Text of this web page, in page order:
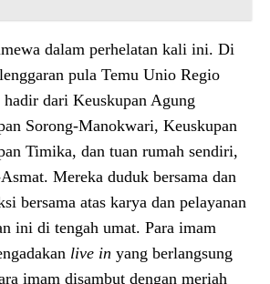
dalam perhelatan kali ini. Di
pula Temu Unio Regio
hadir dari Keuskupan Agung
Sorong-Manokwari, Keuskupan
Timika, dan tuan rumah sendiri,
Mereka duduk bersama dan
bersama atas karya dan pelayanan
ini di tengah umat. Para imam
live in yang berlangsung
imam disambut dengan meriah